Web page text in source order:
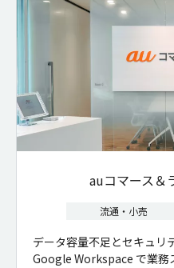
auコマース＆
流通・小売
データ容量不足とセキュリ
Google Workspace で業務